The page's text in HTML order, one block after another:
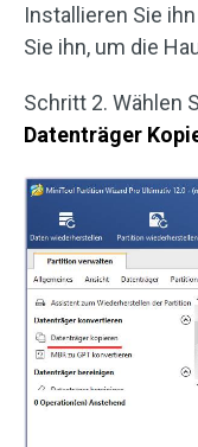
Installieren Sie
Sie ihn, um die
Schritt 2. Wählen
Datenträger